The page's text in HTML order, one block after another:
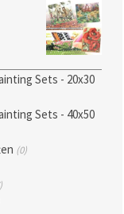
Sets - 20x30
Sets - 40x50
(0)